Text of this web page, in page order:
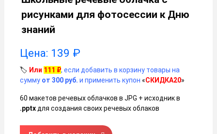
рисунками для фотосессии к Дню
знаний
Цена: 139 ₽
🏷️ Или 111 ₽, если добавить в корзину товары на
сумму от 300 руб. и применить купон «СКИДКА20»
60 макетов речевых облачков в JPG + исходник в
.pptxдля создания своих речевых облаков
Количество товара Школьные речевые облачка с